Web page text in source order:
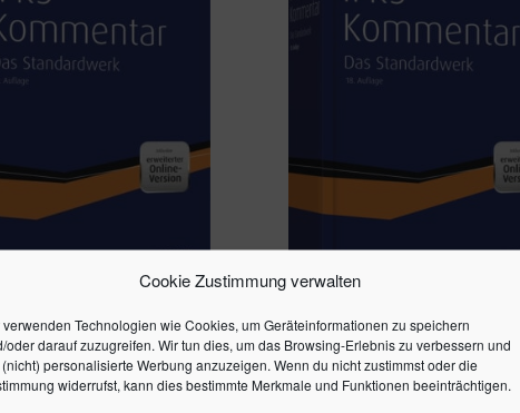
Cookie Zustimmung verwalten
verwenden Technologien wie Cookies, um Geräteinformationen zu speichern
oder darauf zuzugreifen. Wir tun dies, um das Browsing-Erlebnis zu verbessern und
personalisierte Werbung anzuzeigen. Wenn du nicht zustimmst oder die
widerrufst, kann dies bestimmte Merkmale und Funktionen beeinträchtigen.
KOMMENTAR 19.
HAUFE IFRS-KOMMENTAR 18.
AUFLAGE
298,00€